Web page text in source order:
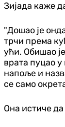
Зијада каже
"Дошао је
трчи према
ући. Обишао
врата пуцао
напоље и
се само
Она истиче